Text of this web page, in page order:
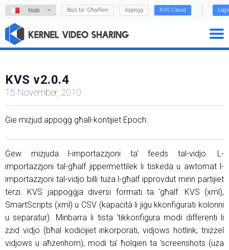
Malti Bażi ta' Għarfien Appoġġ KVS Cloud
KVS v2.0.4
15 November, 2010
Ġie miżjud appoġġ għall-kontijiet Epoch.
Ġew miżjuda l-importazzjoni ta' feeds tal-vidjo. L-
importazzjoni tal-għalf jippermettilek li tiskeda u awtomat l-
importazzjoni tal-vidjo billi tuża l-għalf ipprovdut minn partijiet
terzi. KVS jappoġġja diversi formati ta 'għalf: KVS (xml),
SmartScripts (xml) u CSV (kapaċità li jiġu kkonfigurati kolonni
u separatur). Minbarra li tista 'tikkonfigura modi differenti li
żżid vidjo (bħal kodiċijiet inkorporati, vidjows hotlink, tniżżel
vidjows u aħżenhom), modi ta' ħolqien ta 'screenshots (uża